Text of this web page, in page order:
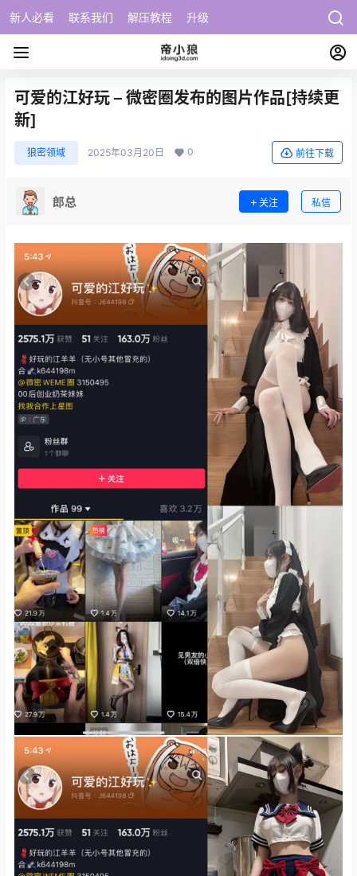
新人必看 联系我们 解压教程 升级
可爱的江好玩 – 微密圈发布的图片作品[持续更
新]
狼密领域 2025年03月20日 0 前往下载
郎总 关注 私信